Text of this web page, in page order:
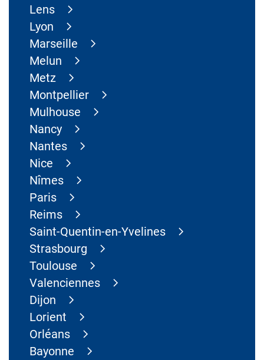
Lens
Lyon
Marseille
Melun
Metz
Montpellier
Mulhouse
Nancy
Nantes
Nice
Nîmes
Paris
Reims
Saint-Quentin-en-Yvelines
Strasbourg
Toulouse
Valenciennes
Dijon
Lorient
Orléans
Bayonne